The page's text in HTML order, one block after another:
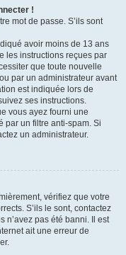
!
mot de passe. S’ils sont
avoir moins de 13 ans
les instructions reçues par
que toute nouvelle
par un administrateur avant
est indiquée lors de
ses instructions.
vous ayez fourni une
par un filtre anti-spam. Si
un administrateur.
vérifiez que votre
S’ils le sont, contactez
n’avez pas été banni. Il est
ait une erreur de